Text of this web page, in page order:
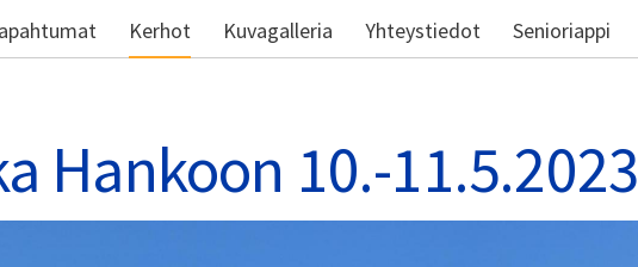
Kerhot Kuvagalleria Yhteystiedot Senioriappi
Hankoon 10.-11.5.2023